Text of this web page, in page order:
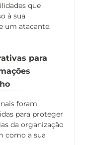
que
à sua
um atacante.
para
foram
para proteger
da organização
como a sua